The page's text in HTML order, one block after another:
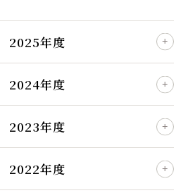
2025年度
2024年度
2023年度
2022年度